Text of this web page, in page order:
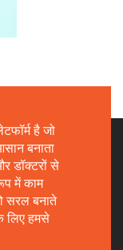
है जो
बनाता
डॉक्टरों से
में काम
सरल बनाते
लिए हमसे